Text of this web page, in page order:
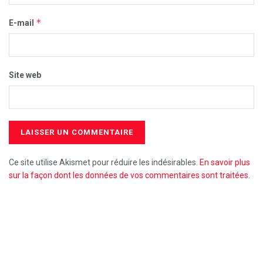
E-mail *
Site web
Ce site utilise Akismet pour réduire les indésirables. En savoir plus
sur la façon dont les données de vos commentaires sont traitées.